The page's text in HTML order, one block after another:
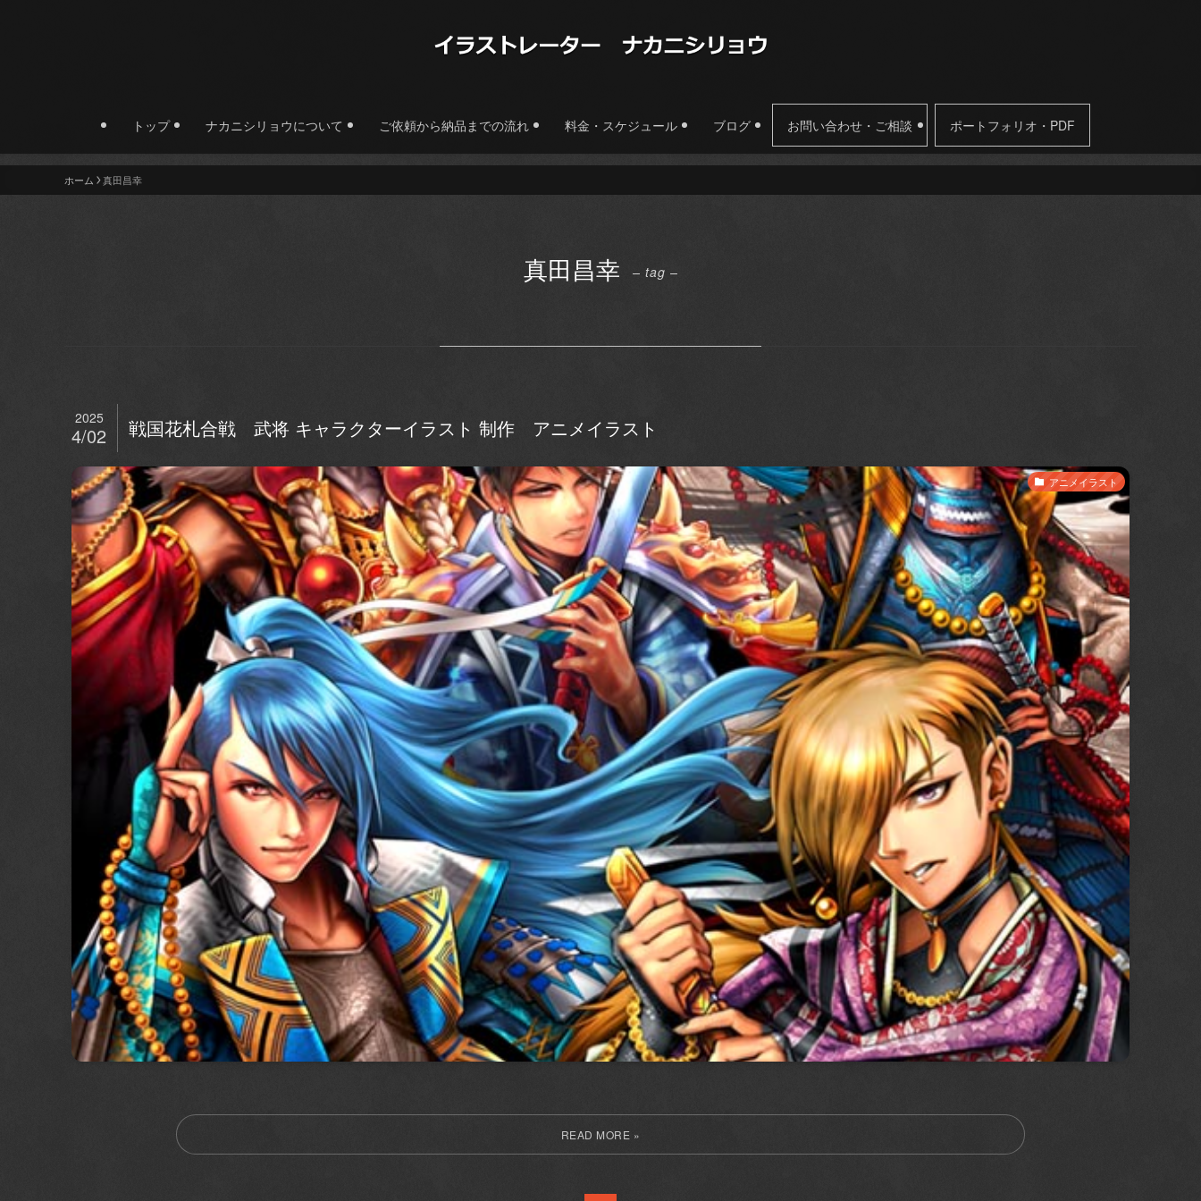
トップ ナカニシリョウについて ご依頼から納品までの流れ 料金・スケジュール ブログ お問い合わせ・ご相談 ポートフォリオ・PDF
ホーム 真田昌幸
真田昌幸 – tag –
戦国花札合戦 武将 キャラクターイラスト 制作 アニメイラスト
2025
4/02
アニメイラスト